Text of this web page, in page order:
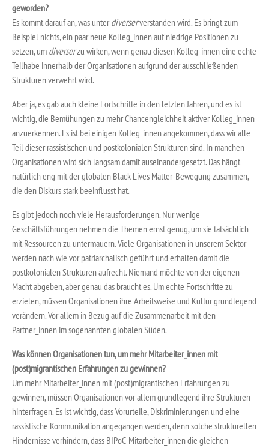
geworden?
Es kommt darauf an, was unterdiverserverstanden wird. Es bringt zum
Beispiel nichts, ein paar neue Kolleg_innen auf niedrige Positionen zu
setzen, um diverserzu wirken, wenn genau diesen Kolleg_innen eine echte
Teilhabe innerhalb der Organisationen aufgrund der ausschließenden
Strukturen verwehrt wird.
Aber ja, es gab auch kleine Fortschritte in den letzten Jahren, und es ist
wichtig, die Bemühungen zu mehr Chancengleichheit aktiver Kolleg_innen
anzuerkennen. Es ist bei einigen Kolleg_innen angekommen, dass wir alle
Teil dieser rassistischen und postkolonialen Strukturen sind. In manchen
Organisationen wird sich langsam damit auseinandergesetzt. Das hängt
natürlich eng mit der globalen Black Lives Matter-Bewegung zusammen,
die den Diskurs stark beeinflusst hat.
Es gibt jedoch noch viele Herausforderungen. Nur wenige
Geschäftsführungen nehmen die Themen ernst genug, um sie tatsächlich
mit Ressourcen zu untermauern. Viele Organisationen in unserem Sektor
werden nach wie vor patriarchalisch geführt und erhalten damit die
postkolonialen Strukturen aufrecht. Niemand möchte von der eigenen
Macht abgeben, aber genau das braucht es. Um echte Fortschritte zu
erzielen, müssen Organisationen ihre Arbeitsweise und Kultur grundlegend
verändern. Vor allem in Bezug auf die Zusammenarbeit mit den
Partner_innen im sogenannten globalen Süden.
Was können Organisationen tun, um mehr Mitarbeiter_innen mit
(post)migrantischen Erfahrungen zu gewinnen?
Um mehr Mitarbeiter_innen mit (post)migrantischen Erfahrungen zu
gewinnen, müssen Organisationen vor allem grundlegend ihre Strukturen
hinterfragen. Es ist wichtig, dass Vorurteile, Diskriminierungen und eine
rassistische Kommunikation angegangen werden, denn solche strukturellen
Hindernisse verhindern, dass BIPoC-Mitarbeiter_innen die gleichen